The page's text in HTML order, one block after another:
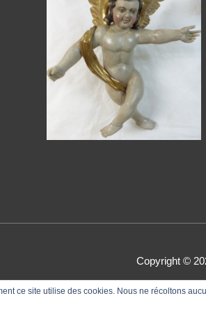
Copyright ©
Ouvrier de France Références Contact
ce site utilise des cookies. Nous ne récoltons